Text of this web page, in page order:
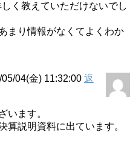
く教えていただけないでし
まり情報がなくてよくわか
04(金) 11:32:00 返
います。
算説明資料に出ています。